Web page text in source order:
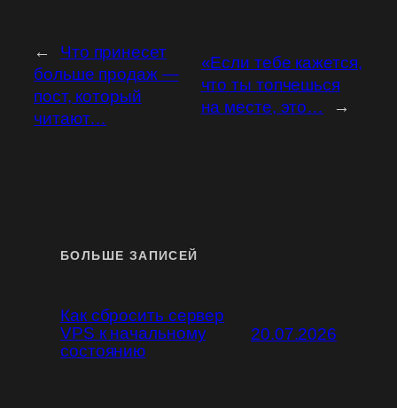
←
Что принесет
больше продаж —
пост, который
читают…
«Если тебе кажется,
что ты топчешься
на месте, это…
→
БОЛЬШЕ ЗАПИСЕЙ
Как сбросить сервер
VPS к начальному
состоянию
20.07.2026